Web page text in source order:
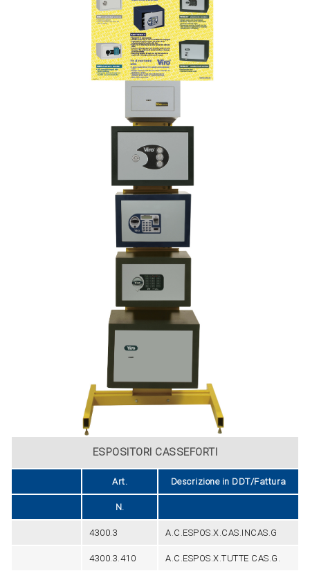
ESPOSITORI CASSEFORTI
Art. Descrizione in DDT/Fattura
N.
4300.3 A.C.ESPOS.X.CAS.INCAS.G
4300.3.410 A.C.ESPOS.X.TUTTE CAS.G.